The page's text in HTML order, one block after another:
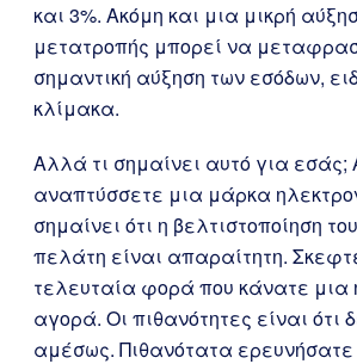
και 3%. Ακόμη και μια μικρή
μετατροπής μπορεί να
σημαντική αύξηση των εσόδων,
κλίμακα.
Αλλά τι σημαίνει αυτό για εσάς;
αναπτύσσετε μια μάρκα
σημαίνει ότι η βελτιστοποίηση
πελάτη είναι απαραίτητη.
τελευταία φορά που κάνατε μια
αγορά. Οι πιθανότητες είναι
αμέσως. Πιθανότατα ερευνήσατε